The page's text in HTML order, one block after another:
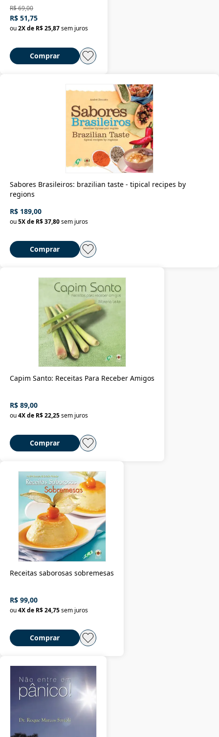
R$ 69,00
R$ 51,75
ou2X de R$ 25,87sem juros
Comprar
Sabores Brasileiros: brazilian taste - tipical recipes by
regions
R$ 189,00
ou5X de R$ 37,80sem juros
Comprar
Capim Santo: Receitas Para Receber Amigos
R$ 89,00
ou4X de R$ 22,25sem juros
Comprar
Receitas saborosas sobremesas
R$ 99,00
ou4X de R$ 24,75sem juros
Comprar